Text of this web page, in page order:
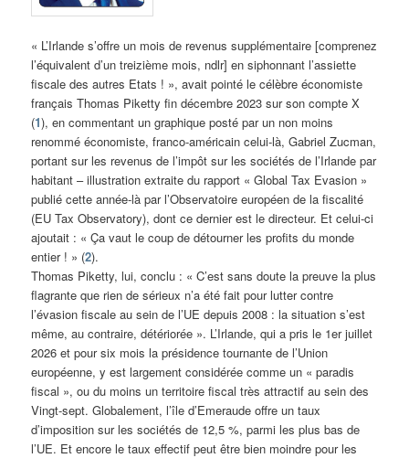
« L’Irlande s’offre un mois de revenus supplémentaire [comprenez
l’équivalent d’un treizième mois, ndlr] en siphonnant l’assiette
fiscale des autres Etats ! », avait pointé le célèbre économiste
français Thomas Piketty fin décembre 2023 sur son compte X
(1), en commentant un graphique posté par un non moins
renommé économiste, franco-américain celui-là, Gabriel Zucman,
portant sur les revenus de l’impôt sur les sociétés de l’Irlande par
habitant – illustration extraite du rapport « Global Tax Evasion »
publié cette année-là par l’Observatoire européen de la fiscalité
(EU Tax Observatory), dont ce dernier est le directeur. Et celui-ci
ajoutait : « Ça vaut le coup de détourner les profits du monde
entier ! » (2).
Thomas Piketty, lui, conclu : « C’est sans doute la preuve la plus
flagrante que rien de sérieux n’a été fait pour lutter contre
l’évasion fiscale au sein de l’UE depuis 2008 : la situation s’est
même, au contraire, détériorée ». L’Irlande, qui a pris le 1er juillet
2026 et pour six mois la présidence tournante de l’Union
européenne, y est largement considérée comme un « paradis
fiscal », ou du moins un territoire fiscal très attractif au sein des
Vingt-sept. Globalement, l’île d’Emeraude offre un taux
d’imposition sur les sociétés de 12,5 %, parmi les plus bas de
l’UE. Et encore le taux effectif peut être bien moindre pour les